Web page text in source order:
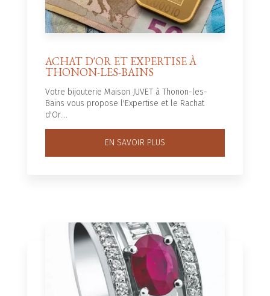
ACHAT D'OR ET EXPERTISE À
THONON-LES-BAINS
Votre bijouterie Maison JUVET à Thonon-les-
Bains vous propose l'Expertise et le Rachat
d'Or....
EN SAVOIR PLUS